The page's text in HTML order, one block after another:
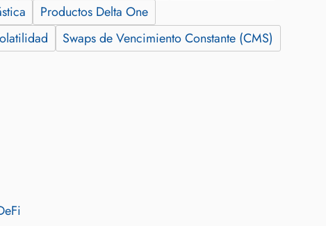
Productos Delta One
Swaps de Vencimiento Constante (CMS)